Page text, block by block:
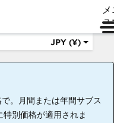
ュ
JPY (¥)
。月間または年間サブス
別価格が適用されま